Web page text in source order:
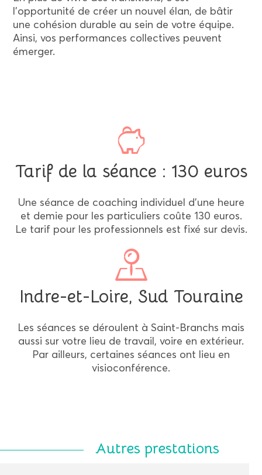
l’opportunité de créer un nouvel élan, de bâtir
une cohésion durable au sein de votre équipe.
Ainsi, vos performances collectives peuvent
émerger.
Tarif de la séance : 130 euros
Une séance de coaching individuel d'une heure
et demie pour les particuliers coûte 130 euros.
Le tarif pour les professionnels est fixé sur devis.
Indre-et-Loire, Sud Touraine
Les séances se déroulent à Saint-Branchs mais
aussi sur votre lieu de travail, voire en extérieur.
Par ailleurs, certaines séances ont lieu en
visioconférence.